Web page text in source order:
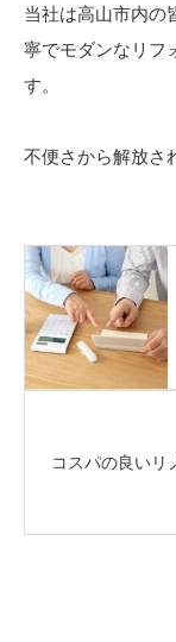
当社は高山市内の
寧でモダンなリフ
す。
不便さから解放さ
コスパの良いリ